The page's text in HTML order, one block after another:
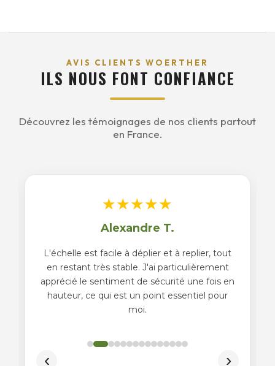
AVIS CLIENTS WOERTHER
ILS NOUS FONT CONFIANCE
Découvrez les témoignages de nos clients partout
en France.